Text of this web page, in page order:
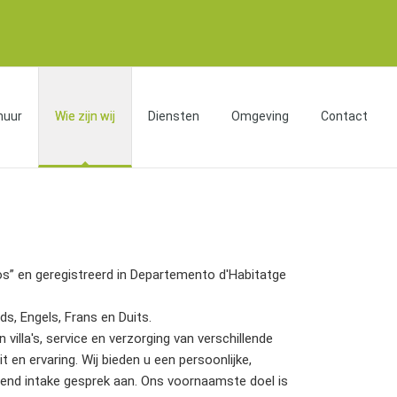
Wie zijn wij Diensten Omgeving Contact
en geregistreerd in Departemento d'Habitatge
Engels, Frans en Duits.
service en verzorging van verschillende
ervaring. Wij bieden u een persoonlijke,
intake gesprek aan. Ons voornaamste doel is